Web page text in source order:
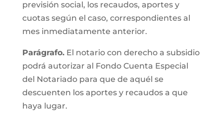
previsión social, los recaudos, aportes y
cuotas según el caso, correspondientes al
mes inmediatamente anterior.
Parágrafo.El notario con derecho a subsidio
podrá autorizar al Fondo Cuenta Especial
del Notariado para que de aquél se
descuenten los aportes y recaudos a que
haya lugar.